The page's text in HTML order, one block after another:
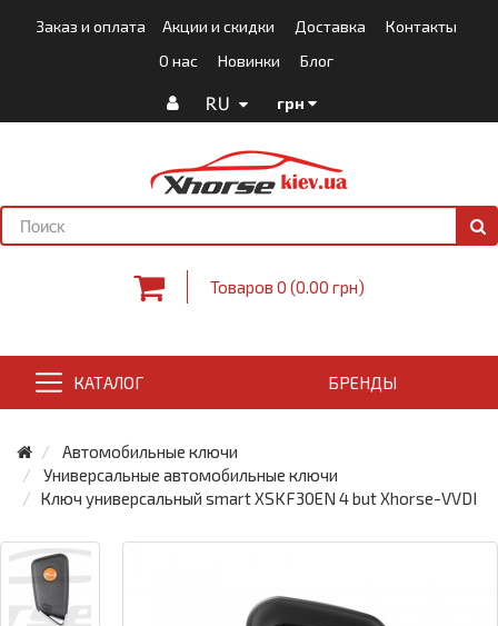
Заказ и оплата Акции и скидки Доставка
Контакты
О нас
Новинки Блог
RU грн
Товаров 0 (0.00 грн)
КАТАЛОГ БРЕНДЫ
Автомобильные ключи
Универсальные автомобильные ключи
Ключ универсальный smart XSKF30EN 4 but Xhorse-VVDI